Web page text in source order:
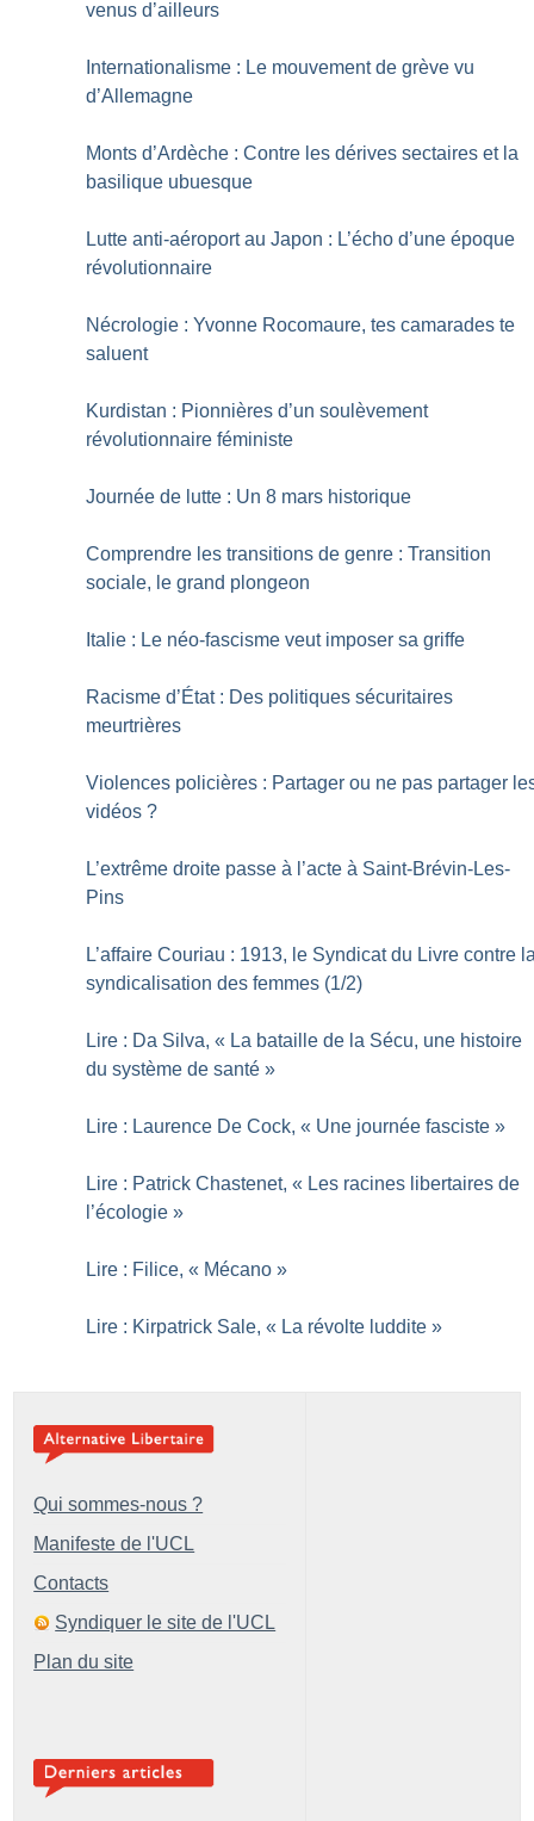
venus d’ailleurs
Internationalisme : Le mouvement de grève vu
d’Allemagne
Monts d’Ardèche : Contre les dérives sectaires et la
basilique ubuesque
Lutte anti-aéroport au Japon : L’écho d’une époque
révolutionnaire
Nécrologie : Yvonne Rocomaure, tes camarades te
saluent
Kurdistan : Pionnières d’un soulèvement
révolutionnaire féministe
Journée de lutte : Un 8 mars historique
Comprendre les transitions de genre : Transition
sociale, le grand plongeon
Italie : Le néo-fascisme veut imposer sa griffe
Racisme d’État : Des politiques sécuritaires
meurtrières
Violences policières : Partager ou ne pas partager
vidéos ?
L’extrême droite passe à l’acte à Saint-Brévin-Les-
Pins
L’affaire Couriau : 1913, le Syndicat du Livre contre
syndicalisation des femmes (1/2)
Lire : Da Silva, « La bataille de la Sécu, une histoire
du système de santé »
Lire : Laurence De Cock, « Une journée fasciste »
Lire : Patrick Chastenet, « Les racines libertaires de
l’écologie »
Lire : Filice, « Mécano »
Lire : Kirpatrick Sale, « La révolte luddite »
Qui sommes-nous ?
Manifeste de l'UCL
Contacts
Syndiquer le site de l'UCL
Plan du site